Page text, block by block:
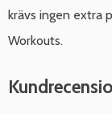
krävs ingen extra
Workouts.